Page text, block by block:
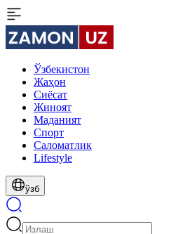
Ўзбекистон
Жаҳон
Сиёсат
Жиноят
Маданият
Спорт
Cаломатлик
Lifestyle
ўзб